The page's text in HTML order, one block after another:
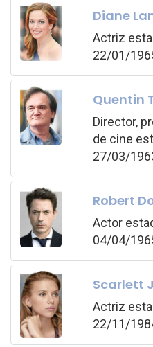
Diane
Actriz
22/01/
Quentin
Director,
de cine
27/03/
Robert
Actor
04/04/
Scarlett
Actriz
22/11/